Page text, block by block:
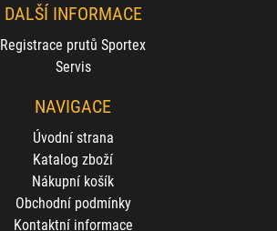
DALŠÍ INFORMACE
Registrace prutů Sportex
Servis
NAVIGACE
Úvodní strana
Katalog zboží
Nákupní košík
Obchodní podmínky
Kontaktní informace